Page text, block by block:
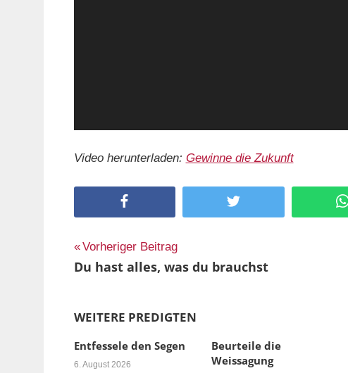
Video herunterladen: Gewinne die Zukunft
Twitter
Beitragsnavigation
Vorheriger Beitrag
Du hast alles, was du brauchst
WEITERE PREDIGTEN
Entfessele den Segen
6. August 2026
Beurteile die
Weissagung